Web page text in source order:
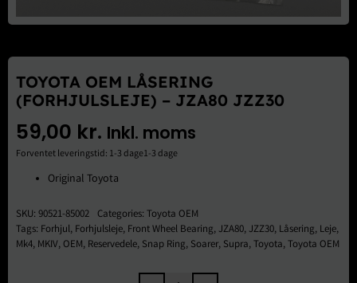
TOYOTA OEM LÅSERING
(FORHJULSLEJE) – JZA80 JZZ30
59,00 kr. Inkl. moms
Forventet leveringstid: 1-3 dage1-3 dage
Original Toyota
SKU: 90521-85002 Categories: Toyota OEM
Tags: Forhjul, Forhjulsleje, Front Wheel Bearing, JZA80, JZZ30, Låsering, Leje,
Mk4, MKIV,OEM, Reservedele, Snap Ring, Soarer, Supra,Toyota,Toyota OEM